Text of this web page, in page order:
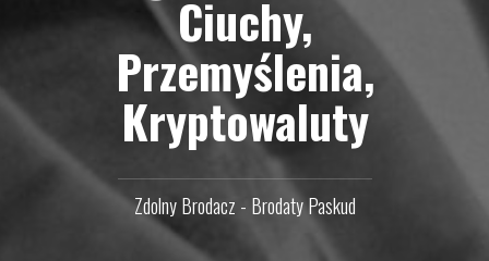
Ciuchy,
Przemyślenia,
Kryptowaluty
Zdolny Brodacz - Brodaty Paskud